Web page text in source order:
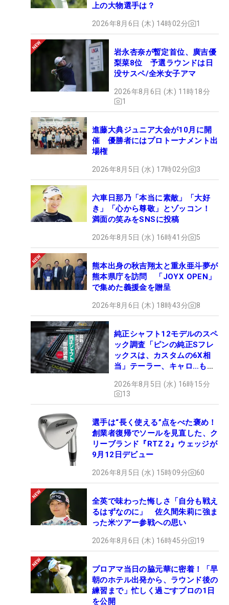
上の大物選手は？
2026年8月6日 (木) 14時02分 1
岩永杏奈が暫定首位、廣吉優
梨菜8位 予選ラウンドは日
没サスペ/全米女子アマ
2026年8月6日 (木) 11時18分
1
進藤大典ジュニア大会が10月に開
催 優勝者にはプロトーナメント出
場権
2026年8月5日 (水) 17時02分 3
六車日那乃「本当に素敵」「大好
き」「心から尊敬」とゾッコン！
満面の笑みをSNSに投稿
2026年8月5日 (水) 16時41分 5
熊本出身の秋吉翔太と重永亜斗夢が
熊本県庁を訪問 「JOYX OPEN」
で集めた義援金を贈呈
2026年8月6日 (木) 18時43分 8
純正シャフト12モデルのスペ
ック調査「ピンの純正Sフレ
ックスは、カスタムの6X相
当」テーラー、キャロ…もチ
2026年8月5日 (水) 16時15分
13
選手は“長く使える”点をべた褒め！
創業者復帰でソールを見直した、ク
リーブランド『RTZ 2』ウェッジが
9月12日デビュー
2026年8月5日 (水) 15時09分 60
全英で味わった悔しさ「自分も戦え
るはずなのに」 佐久間朱莉に強ま
った米ツアー参戦への思い
2026年8月6日 (木) 16時45分 19
プロアマ当日の脇元華に密着！「早
朝のホテル出発から、ラウンド後の
練習まで」忙しく過ごすプロの1日
を公開